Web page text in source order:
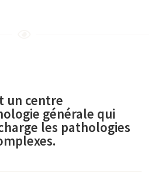
un centre
générale qui
les pathologies